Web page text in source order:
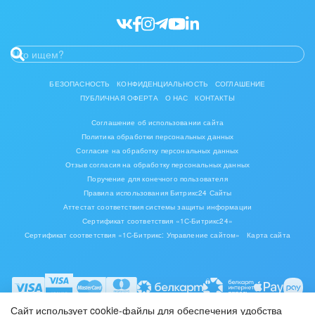
Юриспруденция
БЕЗОПАСНОСТЬ КОНФИДЕНЦИАЛЬНОСТЬ
СОГЛАШЕНИЕ
ПУБЛИЧНАЯ ОФЕРТА
О НАС КОНТАКТЫ
Соглашение об использовании сайта
Политика обработки персональных данных
Согласие на обработку персональных данных
Отзыв согласия на обработку персональных данных
Поручение для конечного пользователя
Правила использования Битрикс24 Сайты
Аттестат соответствия системы защиты информации
Сертификат соответствия «1С-Битрикс24»
Сертификат соответствия «1С-Битрикс: Управление сайтом»
Карта сайта
Сайт использует cookie-файлы для обеспечения удобства